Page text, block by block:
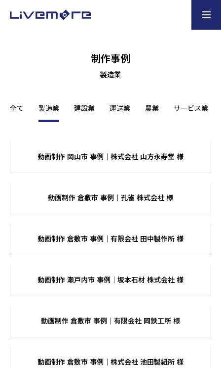
選ばれる理由
会社概要
業務内容
制作事例
採用支援
お問い合わせ
制作事例
製造業
全て 製造業 建設業 運送業 農業 サービス業
動画制作 岡山市 事例｜株式会社 山方永寿堂 様
動画制作 倉敷市 事例｜孔雀 株式会社 様
動画制作 倉敷市 事例｜有限会社 田中製作所 様
動画制作 瀬戸内市 事例｜坂本石材 株式会社 様
動画制作 倉敷市 事例｜有限会社 岡鉄工所 様
動画制作 倉敷市 事例｜株式会社 池田製紐所 様